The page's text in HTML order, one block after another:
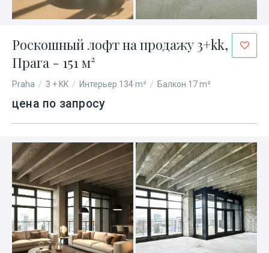
Роскошный лофт на продажу 3+kk,
Прага - 151 м²
Praha / 3 + KK / Интерьер 134 m² / Балкон 17 m²
цена по запросу